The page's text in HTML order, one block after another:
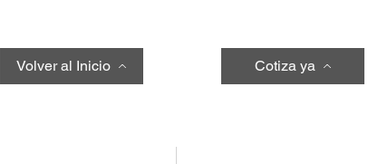
Volver al Inicio Cotiza ya